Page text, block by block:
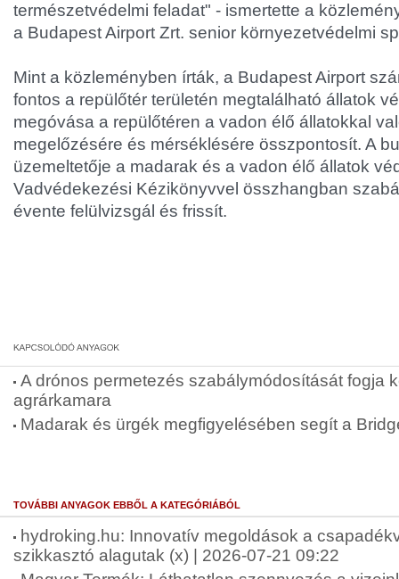
természetvédelmi feladat" - ismertette a
a Budapest Airport Zrt. senior környezetvédelmi
Mint a közleményben írták, a Budapest Airport
fontos a repülőtér területén megtalálható állatok
megóvása a repülőtéren a vadon élő állatokkal
megelőzésére és mérséklésére összpontosít. A
üzemeltetője a madarak és a vadon élő állatok
Vadvédekezési Kézikönyvvel összhangban
évente felülvizsgál és frissít.
A drónos permetezés szabálymódosítását fogja
agrárkamara
Madarak és ürgék megfigyelésében segít a
TOVÁBBI ANYAGOK EBBŐL A KATEGÓRIÁBÓL
hydroking.hu: Innovatív megoldások a
szikkasztó alagutak (x) | 2026-07-21 09:22